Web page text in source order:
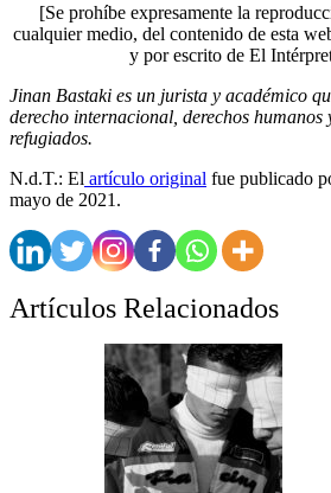
[Se prohíbe expresamente la
cualquier medio, del contenido de esta
y por escrito de El
Jinan Bastaki es un jurista y académico
derecho internacional, derechos humanos
refugiados.
N.d.T.: El artículo original fue publicado
mayo de 2021.
Artículos Relacionados